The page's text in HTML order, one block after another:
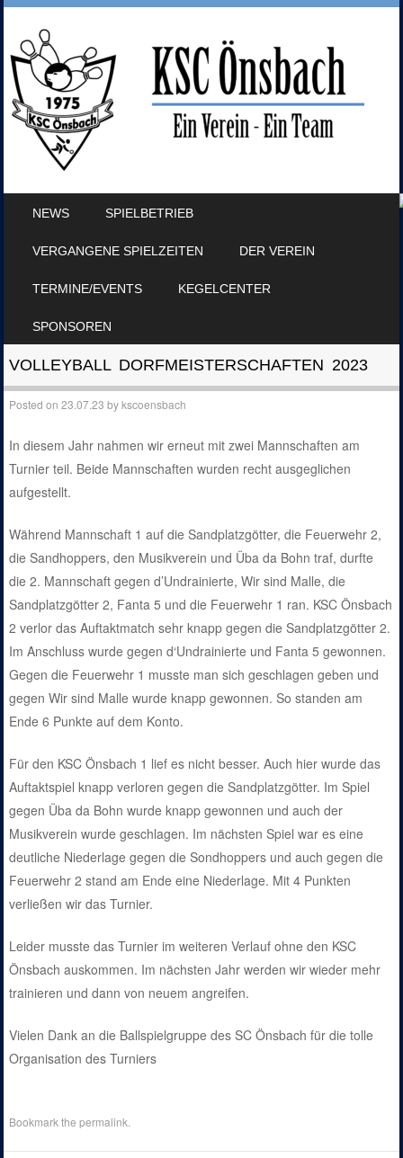
NEWS SPIELBETRIEB
VERGANGENE SPIELZEITEN DER VEREIN
TERMINE/EVENTS KEGELCENTER
SPONSOREN
VOLLEYBALL DORFMEISTERSCHAFTEN 2023
Posted on23.07.23 bykscoensbach
In diesem Jahr nahmen wir erneut mit zwei Mannschaften am
Turnier teil. Beide Mannschaften wurden recht ausgeglichen
aufgestellt.
Während Mannschaft 1 auf die Sandplatzgötter, die Feuerwehr 2,
die Sandhoppers, den Musikverein und Üba da Bohn traf, durfte
die 2. Mannschaft gegen d’Undrainierte, Wir sind Malle, die
Sandplatzgötter 2, Fanta 5 und die Feuerwehr 1 ran. KSC Önsbach
2 verlor das Auftaktmatch sehr knapp gegen die Sandplatzgötter 2.
Im Anschluss wurde gegen d‘Undrainierte und Fanta 5 gewonnen.
Gegen die Feuerwehr 1 musste man sich geschlagen geben und
gegen Wir sind Malle wurde knapp gewonnen. So standen am
Ende 6 Punkte auf dem Konto.
Für den KSC Önsbach 1 lief es nicht besser. Auch hier wurde das
Auftaktspiel knapp verloren gegen die Sandplatzgötter. Im Spiel
gegen Üba da Bohn wurde knapp gewonnen und auch der
Musikverein wurde geschlagen. Im nächsten Spiel war es eine
deutliche Niederlage gegen die Sondhoppers und auch gegen die
Feuerwehr 2 stand am Ende eine Niederlage. Mit 4 Punkten
verließen wir das Turnier.
Leider musste das Turnier im weiteren Verlauf ohne den KSC
Önsbach auskommen. Im nächsten Jahr werden wir wieder mehr
trainieren und dann von neuem angreifen.
Vielen Dank an die Ballspielgruppe des SC Önsbach für die tolle
Organisation des Turniers
Bookmark thepermalink